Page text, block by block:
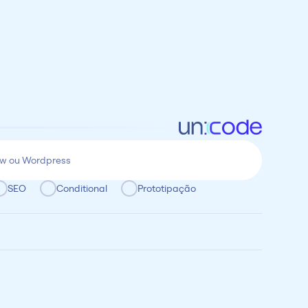
SEO Conditional
Prototipação